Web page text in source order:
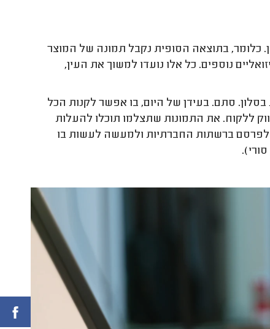
כלומר, בתוצאה הסופית נקבל תמונה של המוצר
נוספים. כל אלו נועדו למשוך את העין,
סתם. בעידן של היום, בו אפשר לקנות הכל
ללקוח. את התמונות שתצלמו תוכלו להעלות
לפרסם ברשתות החברתיות ולמעשה לעשות בו